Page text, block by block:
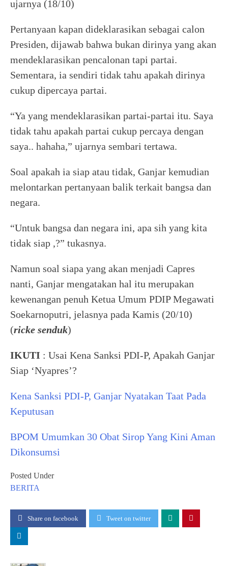
ujarnya (18/10)
Pertanyaan kapan dideklarasikan sebagai calon
Presiden, dijawab bahwa bukan dirinya yang akan
mendeklarasikan pencalonan tapi partai.
Sementara, ia sendiri tidak tahu apakah dirinya
cukup dipercaya partai.
“Ya yang mendeklarasikan partai-partai itu. Saya
tidak tahu apakah partai cukup percaya dengan
saya.. hahaha,” ujarnya sembari tertawa.
Soal apakah ia siap atau tidak, Ganjar kemudian
melontarkan pertanyaan balik terkait bangsa dan
negara.
“Untuk bangsa dan negara ini, apa sih yang kita
tidak siap ,?” tukasnya.
Namun soal siapa yang akan menjadi Capres
nanti, Ganjar mengatakan hal itu merupakan
kewenangan penuh Ketua Umum PDIP Megawati
Soekarnoputri, jelasnya pada Kamis (20/10)
(ricke senduk)
IKUTI : Usai Kena Sanksi PDI-P, Apakah Ganjar
Siap ‘Nyapres’?
Kena Sanksi PDI-P, Ganjar Nyatakan Taat Pada
Keputusan
BPOM Umumkan 30 Obat Sirop Yang Kini Aman
Dikonsumsi
Posted Under
BERITA
Share on facebook Tweet on twitter